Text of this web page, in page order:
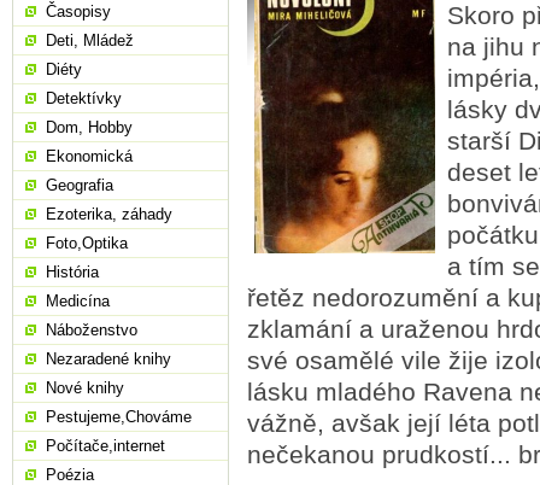
Skoro
na jihu
lásky
starší
deset
a tím
řetěz nedorozumění a
zklamání a uraženou
své osamělé vile žije
lásku mladého Ravena
vážně, avšak její léta
nečekanou prudkostí...
Časopisy
Deti, Mládež
Diéty
Detektívky
Dom, Hobby
Ekonomická
Geografia
Ezoterika, záhady
Foto,Optika
História
Medicína
Náboženstvo
Nezaradené knihy
Nové knihy
Pestujeme,Chováme
Počítače,internet
Poézia